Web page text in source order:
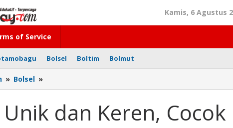
Kamis, 6 Agustus
of Service
Bolsel Boltim Bolmut
» Bolsel »
Ini
dan
Keren,
Unik dan Keren,